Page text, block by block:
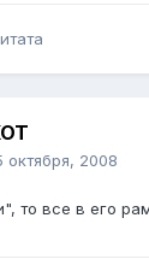
октября, 2008
то все в его